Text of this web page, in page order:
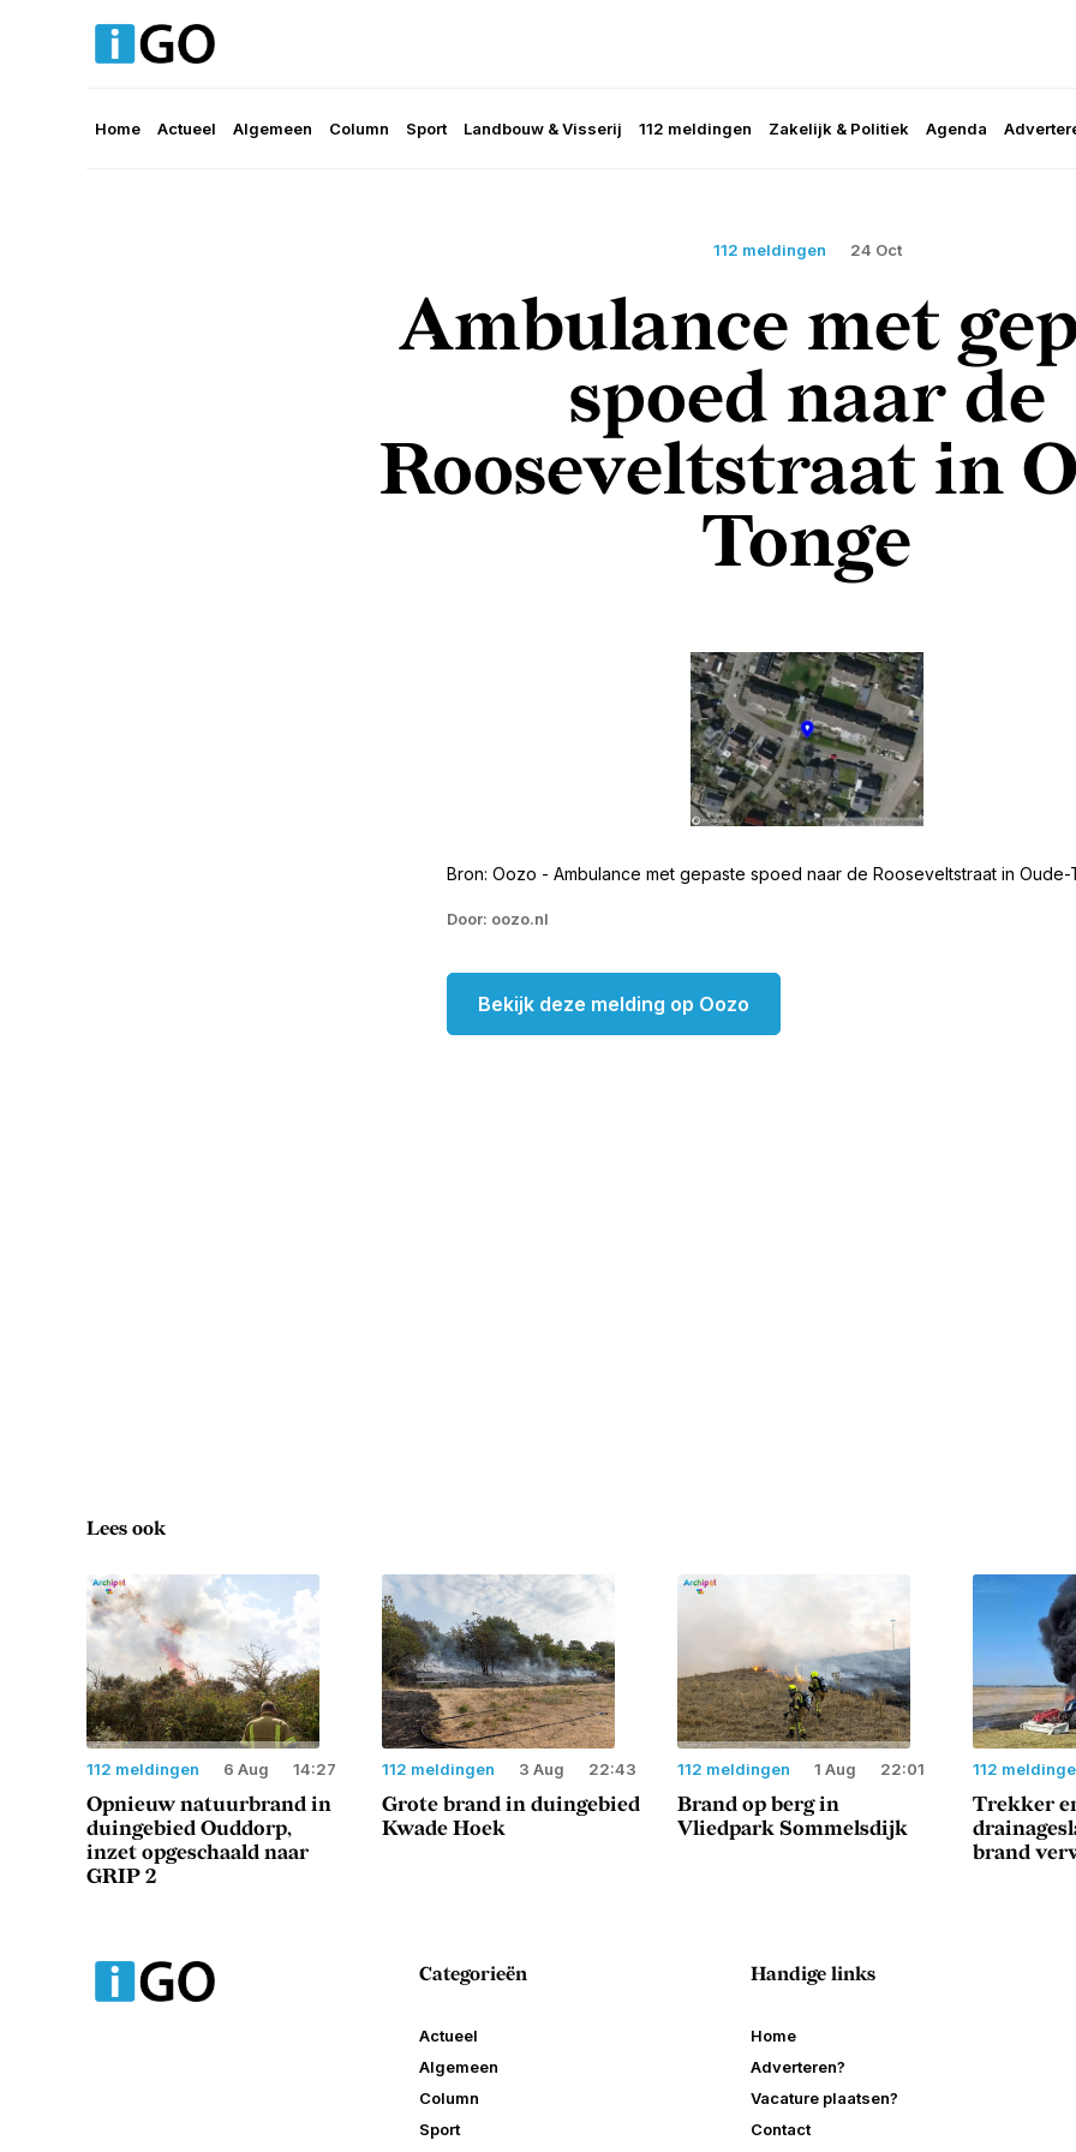
Home Actueel Algemeen Column Sport Landbouw & Visserij 112 meldingen Zakelijk & Politiek Agenda
112 meldingen 24 Oct
Ambulance met
spoed naar de
Rooseveltstraat in
Tonge
Bron: Oozo - Ambulance met gepaste spoed naar de Rooseveltstraat in Oude-
Door: oozo.nl
Bekijk deze melding op Oozo
Lees ook
112 meldingen 6 Aug 14:27
Opnieuw natuurbrand in
duingebied Ouddorp,
inzet opgeschaald naar
GRIP 2
112 meldingen 3 Aug 22:43
Grote brand in duingebied
Kwade Hoek
112 meldingen 1 Aug 22:01
Brand op berg in
Vliedpark Sommelsdijk
112
Trekker
brand
Categorieën
Actueel
Algemeen
Column
Sport
Handige links
Home
Adverteren?
Vacature plaatsen?
Contact